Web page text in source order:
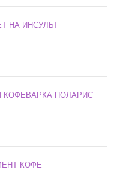
НА ИНСУЛЬТ
КОФЕВАРКА ПОЛАРИС
КОФЕ